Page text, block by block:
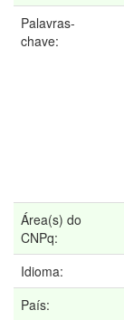
Palavras-
chave:
Área(s) do
CNPq:
Idioma:
País: